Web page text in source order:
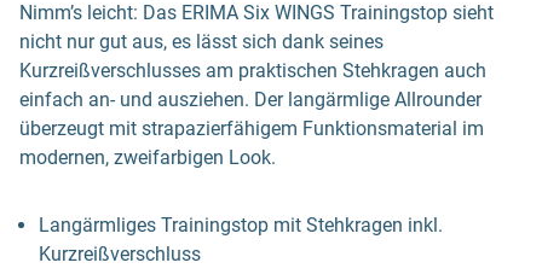
Nimm’s leicht: Das ERIMA Six WINGS Trainingstop sieht
nicht nur gut aus, es lässt sich dank seines
Kurzreißverschlusses am praktischen Stehkragen auch
einfach an- und ausziehen. Der langärmlige Allrounder
überzeugt mit strapazierfähigem Funktionsmaterial im
modernen, zweifarbigen Look.
Langärmliges Trainingstop mit Stehkragen inkl.
Kurzreißverschluss